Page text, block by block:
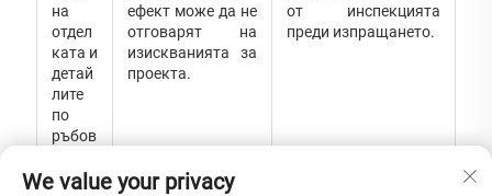
на
отдел
ката и
детай
лите
по
ръбов
ефект може да не
отговарят на
изискванията за
проекта.
от инспекцията
преди изпращането.
We value your privacy